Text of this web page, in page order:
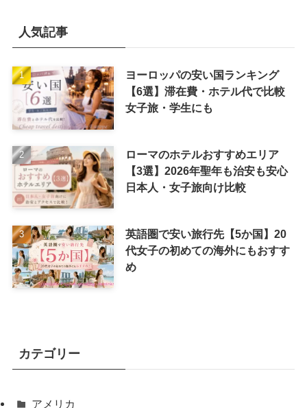
人気記事
ヨーロッパの安い国ランキング
【6選】滞在費・ホテル代で比較
女子旅・学生にも
ローマのホテルおすすめエリア
【3選】2026年聖年も治安も安心
日本人・女子旅向け比較
英語圏で安い旅行先【5か国】20
代女子の初めての海外にもおすす
め
カテゴリー
アメリカ